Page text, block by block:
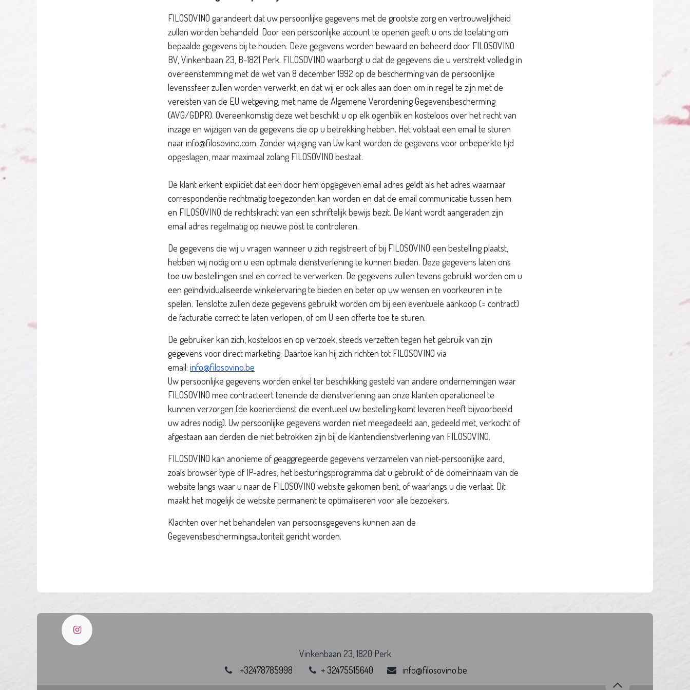
FILOSOVINO garandeert dat uw persoonlijke gegevens met de grootste zorg en vertrouwelijkheid
zullen worden behandeld. Door een persoonlijke account te openen geeft u ons de toelating om
bepaalde gegevens bij te houden. Deze gegevens worden bewaard en beheerd door FILOSOVINO
BV, Vinkenbaan 23, B-1821 Perk. FILOSOVINO waarborgt u dat de gegevens die u verstrekt volledig in
overeenstemming met de wet van 8 december 1992 op de bescherming van de persoonlijke
levenssfeer zullen worden verwerkt, en dat wij er ook alles aan doen om in regel te zijn met de
vereisten van de EU wetgeving, met name de Algemene Verordening Gegevensbescherming
(AVG/GDPR). Overeenkomstig deze wet beschikt u op elk ogenblik en kosteloos over het recht van
inzage en wijzigen van de gegevens die op u betrekking hebben. Het volstaat een email te sturen
naar info@filosovino.com. Zonder wijziging van Uw kant worden de gegevens voor onbeperkte tijd
opgeslagen, maar maximaal zolang FILOSOVINO bestaat.
De klant erkent expliciet dat een door hem opgegeven email adres geldt als het adres waarnaar
correspondentie rechtmatig toegezonden kan worden en dat de email communicatie tussen hem
en FILOSOVINO de rechtskracht van een schriftelijk bewijs bezit. De klant wordt aangeraden zijn
email adres regelmatig op nieuwe post te controleren.
De gegevens die wij u vragen wanneer u zich registreert of bij FILOSOVINO een bestelling plaatst,
hebben wij nodig om u een optimale dienstverlening te kunnen bieden. Deze gegevens laten ons
toe uw bestellingen snel en correct te verwerken. De gegevens zullen tevens gebruikt worden om u
een geïndividualiseerde winkelervaring te bieden en beter op uw wensen en voorkeuren in te
spelen. Tenslotte zullen deze gegevens gebruikt worden om bij een eventuele aankoop (= contract)
de facturatie correct te laten verlopen, of om U een offerte toe te sturen.
De gebruiker kan zich, kosteloos en op verzoek, steeds verzetten tegen het gebruik van zijn
gegevens voor direct marketing. Daartoe kan hij zich richten tot FILOSOVINO via
email: info@filosovino.be
Uw persoonlijke gegevens worden enkel ter beschikking gesteld van andere ondernemingen waar
FILOSOVINO mee contracteert teneinde de dienstverlening aan onze klanten operationeel te
kunnen verzorgen (de koerierdienst die eventueel uw bestelling komt leveren heeft bijvoorbeeld
uw adres nodig). Uw persoonlijke gegevens worden niet meegedeeld aan, gedeeld met, verkocht of
afgestaan aan derden die niet betrokken zijn bij de klantendienstverlening van FILOSOVINO.
FILOSOVINO kan anonieme of geaggregeerde gegevens verzamelen van niet-persoonlijke aard,
zoals browser type of IP-adres, het besturingsprogramma dat u gebruikt of de domeinnaam van de
website langs waar u naar de FILOSOVINO website gekomen bent, of waarlangs u die verlaat. Dit
maakt het mogelijk de website permanent te optimaliseren voor alle bezoekers.
Klachten over het behandelen van persoonsgegevens kunnen aan de
Gegevensbeschermingsautoriteit gericht worden.
Vinkenbaan 23, 1820 Perk
+32478785998 + 32475515640 info@filosovino.be